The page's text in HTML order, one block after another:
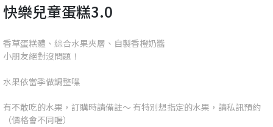
快樂兒童蛋糕3.0
香草蛋糕體、綜合水果夾層、自製香橙奶醬
小朋友絕對沒問題！
水果依當季做調整嘿
有不敢吃的水果，訂購時請備註～ 有特別想指定的水果，請私訊預約
（價格會不同喔）